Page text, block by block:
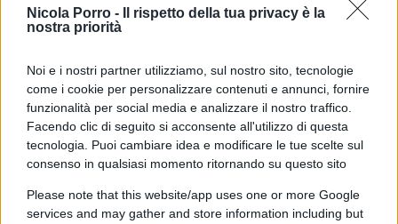
Nicola Porro -
Il rispetto della tua privacy è la
nostra priorità
Noi e i nostri partner utilizziamo, sul nostro sito, tecnologie
come i cookie per personalizzare contenuti e annunci, fornire
funzionalità per social media e analizzare il nostro traffico.
Facendo clic di seguito si acconsente all'utilizzo di questa
tecnologia. Puoi cambiare idea e modificare le tue scelte sul
consenso in qualsiasi momento ritornando su questo sito
Please note that this website/app uses one or more Google
services and may gather and store information including but
estrema sinistraal grido “Siamo tutti
riportando la frase del giudice Rosario Livatino:
“Nessuno ci verrà a chiedere quanto siamo stati
credenti, ma credibili”. Un chiaro riferimento alla
vicenda della sentenza di Catania, dove sul tema
immigrazione la Apostolico è fortemente esposta,
andando a braccetto con centri sociali e collettivi
di sinistra.